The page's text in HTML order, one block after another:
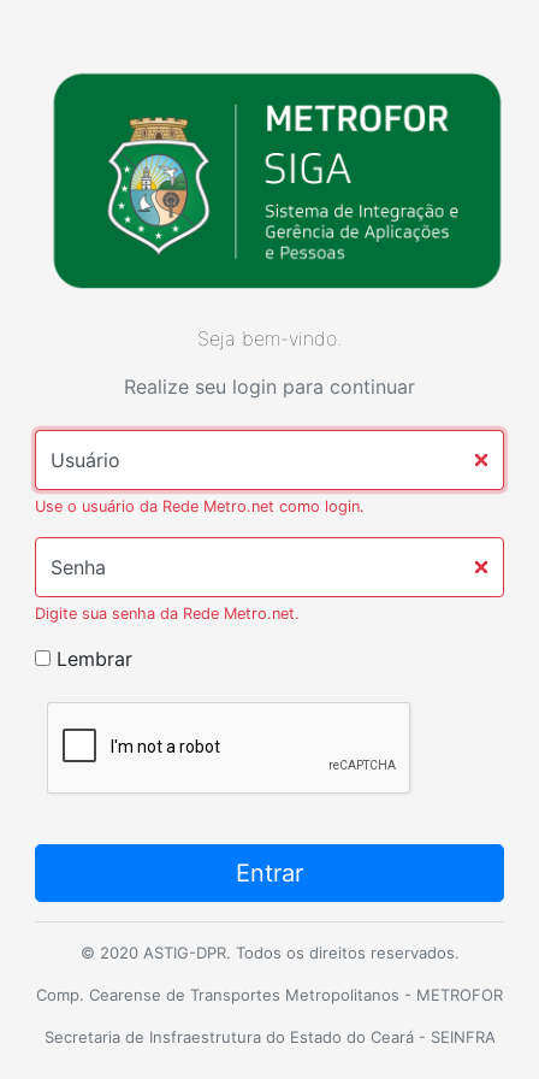
Seja bem-vindo.
Realize seu login para continuar
Usuário
Use o usuário da Rede Metro.net como login.
Senha
Digite sua senha da Rede Metro.net.
Lembrar
Entrar
© 2020 ASTIG-DPR. Todos os direitos reservados.
Comp. Cearense de Transportes Metropolitanos - METROFOR
Secretaria de Insfraestrutura do Estado do Ceará - SEINFRA